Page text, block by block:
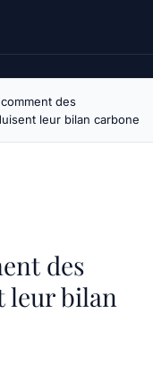
des
leur bilan carbone
des
leur bilan